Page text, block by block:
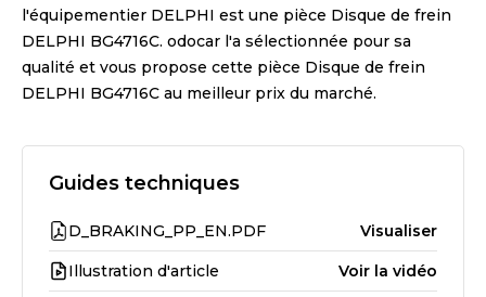
l'équipementier DELPHI est une pièce Disque de frein
DELPHI BG4716C. odocar l'a sélectionnée pour sa
qualité et vous propose cette pièce Disque de frein
DELPHI BG4716C au meilleur prix du marché.
Guides techniques
D_BRAKING_PP_EN.PDF Visualiser
Illustration d'article Voir la vidéo